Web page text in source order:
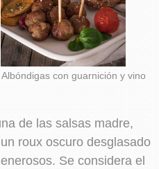
Albóndigas con guarnición y vino
de las salsas madre,
roux oscuro desglasado
Se considera el